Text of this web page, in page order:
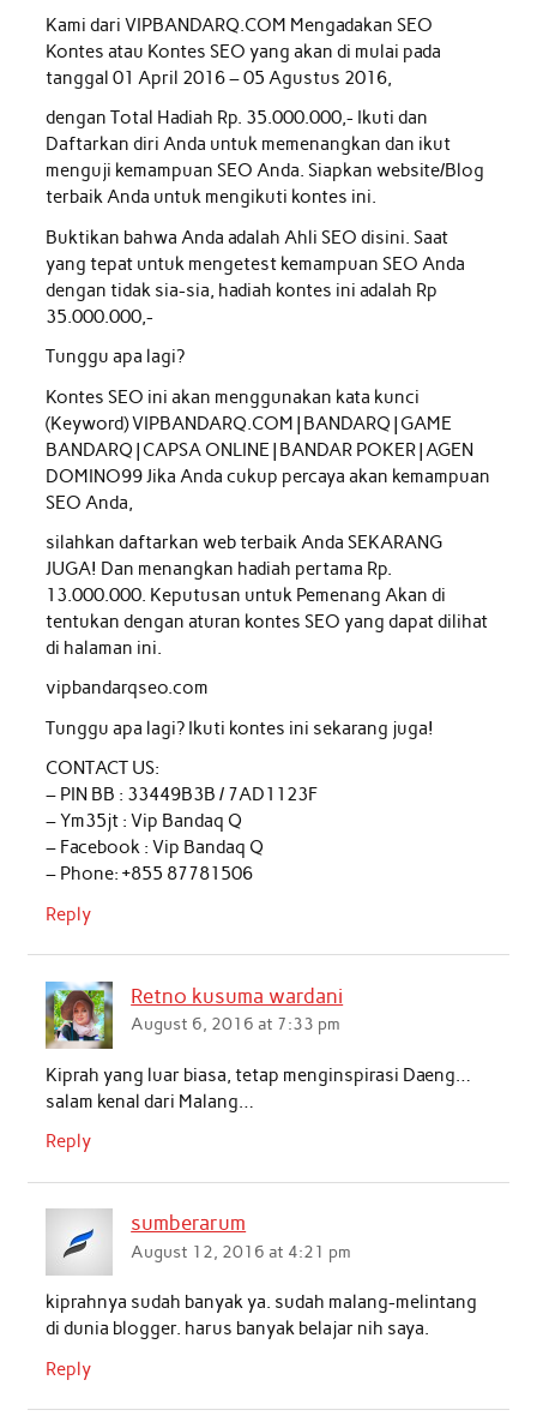
Kami dari VIPBANDARQ.COM Mengadakan SEO
Kontes atau Kontes SEO yang akan di mulai pada
tanggal 01 April 2016 – 05 Agustus 2016,
dengan Total Hadiah Rp. 35.000.000,- Ikuti dan
Daftarkan diri Anda untuk memenangkan dan ikut
menguji kemampuan SEO Anda. Siapkan website/Blog
terbaik Anda untuk mengikuti kontes ini.
Buktikan bahwa Anda adalah Ahli SEO disini. Saat
yang tepat untuk mengetest kemampuan SEO Anda
dengan tidak sia-sia, hadiah kontes ini adalah Rp
35.000.000,-
Tunggu apa lagi?
Kontes SEO ini akan menggunakan kata kunci
(Keyword) VIPBANDARQ.COM | BANDARQ | GAME
BANDARQ | CAPSA ONLINE | BANDAR POKER | AGEN
DOMINO99 Jika Anda cukup percaya akan kemampuan
SEO Anda,
silahkan daftarkan web terbaik Anda SEKARANG
JUGA! Dan menangkan hadiah pertama Rp.
13.000.000. Keputusan untuk Pemenang Akan di
tentukan dengan aturan kontes SEO yang dapat dilihat
di halaman ini.
vipbandarqseo.com
Tunggu apa lagi? Ikuti kontes ini sekarang juga!
CONTACT US:
– PIN BB : 33449B3B / 7AD1123F
– Ym35jt : Vip Bandaq Q
– Facebook : Vip Bandaq Q
– Phone: +855 87781506
Reply
Retno kusuma wardani
August 6, 2016 at 7:33 pm
Kiprah yang luar biasa, tetap menginspirasi Daeng…
salam kenal dari Malang…
Reply
sumberarum
August 12, 2016 at 4:21 pm
kiprahnya sudah banyak ya. sudah malang-melintang
di dunia blogger. harus banyak belajar nih saya.
Reply